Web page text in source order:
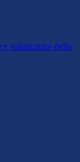
e valutazione della